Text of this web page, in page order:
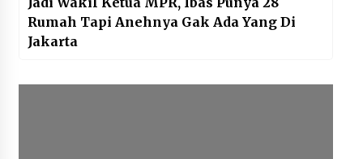
Rumah Tapi Anehnya Gak Ada Yang Di
Jakarta